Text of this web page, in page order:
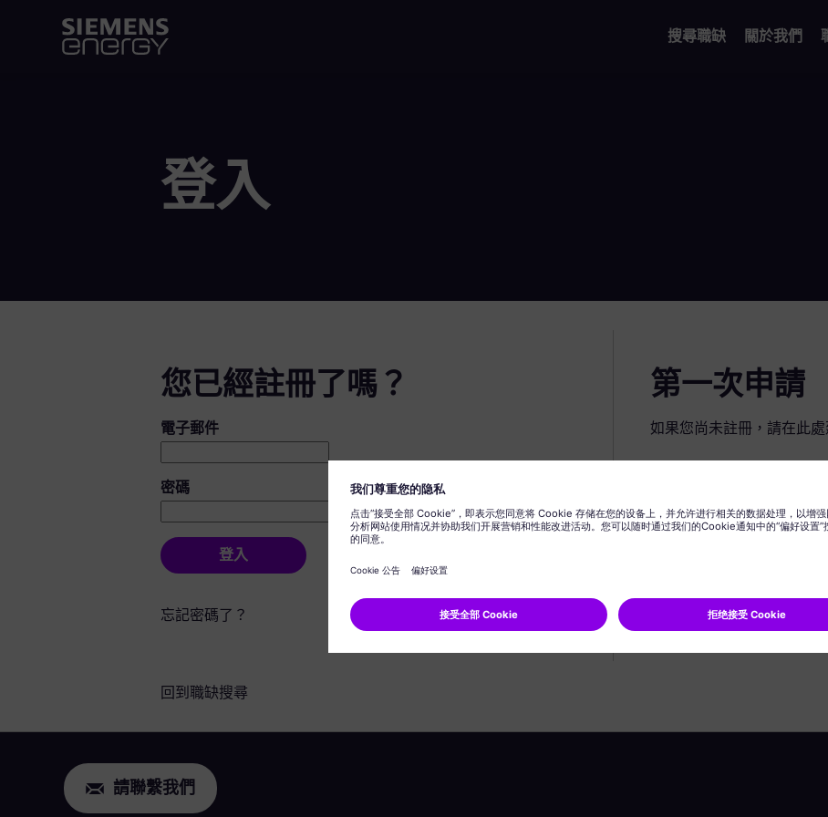
搜尋職缺 關於我們
登入
您已經註冊了嗎？
登入：使用者和密碼
電子郵件
密碼
登入
忘記密碼了？
第一次申請
如果您尚未註冊，請在此處
回到職缺搜尋
請聯繫我們